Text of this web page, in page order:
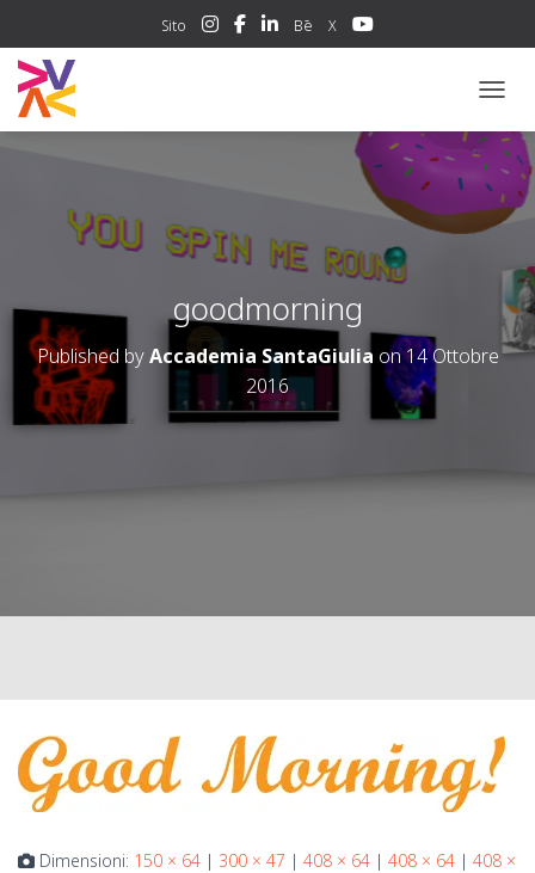
Sito Bē X
goodmorning
Published byAccademia SantaGiulia on14 Ottobre
2016
Dimensioni: 150 × 64 | 300 × 47 | 408 × 64 | 408 × 64 | 408 ×